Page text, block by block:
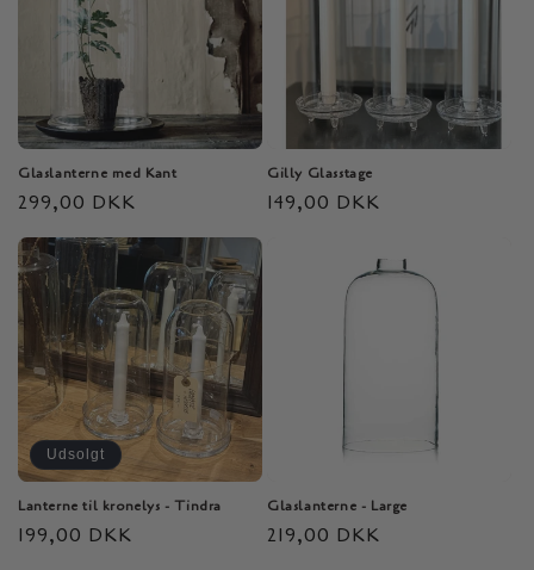
Glaslanterne med Kant
Normalpris
299,00 DKK
Gilly Glasstage
Normalpris
149,00 DKK
Udsolgt
Lanterne til kronelys - Tindra
Normalpris
199,00 DKK
Glaslanterne - Large
Normalpris
219,00 DKK